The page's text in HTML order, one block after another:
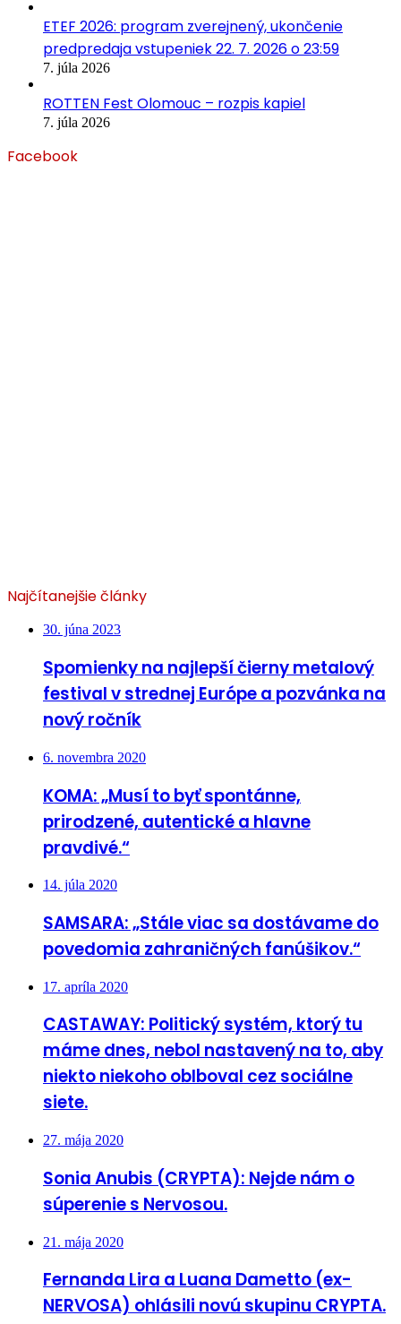
ETEF 2026: program zverejnený, ukončenie
predpredaja vstupeniek 22. 7. 2026 o 23:59
7. júla 2026
ROTTEN Fest Olomouc – rozpis kapiel
7. júla 2026
Facebook
Najčítanejšie články
30. júna 2023
Spomienky na najlepší čierny metalový
festival v strednej Európe a pozvánka na
nový ročník
6. novembra 2020
KOMA: „Musí to byť spontánne,
prirodzené, autentické a hlavne
pravdivé.“
14. júla 2020
SAMSARA: „Stále viac sa dostávame do
povedomia zahraničných fanúšikov.“
17. apríla 2020
CASTAWAY: Politický systém, ktorý tu
máme dnes, nebol nastavený na to, aby
niekto niekoho oblboval cez sociálne
siete.
27. mája 2020
Sonia Anubis (CRYPTA): Nejde nám o
súperenie s Nervosou.
21. mája 2020
Fernanda Lira a Luana Dametto (ex-
NERVOSA) ohlásili novú skupinu CRYPTA.